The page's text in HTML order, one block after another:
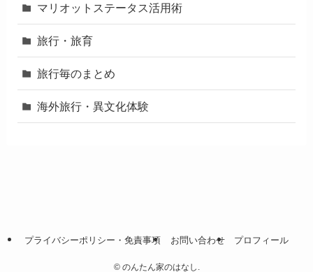
マリオットステータス活用術
旅行・旅育
旅行毎のまとめ
海外旅行・異文化体験
プライバシーポリシー・免責事項 お問い合わせ プロフィール
©のんたん家のはなし.